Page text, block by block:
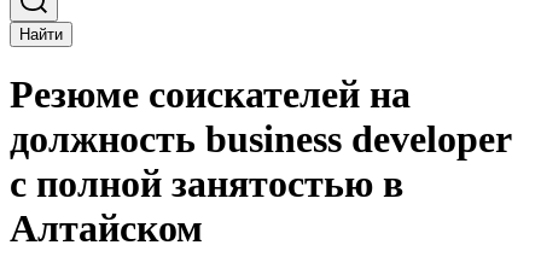
Найти
Резюме соискателей на
должность business developer
с полной занятостью в
Алтайском